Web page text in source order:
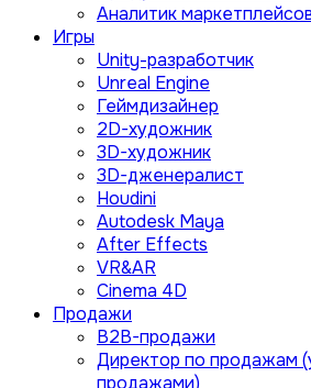
Аналитик
Игры
Unity-разработчик
Unreal Engine
Геймдизайнер
2D-художник
3D-художник
3D-дженералист
Houdini
Autodesk Maya
After Effects
VR&AR
Cinema 4D
Продажи
B2B-продажи
Директор по продажам
продажами)